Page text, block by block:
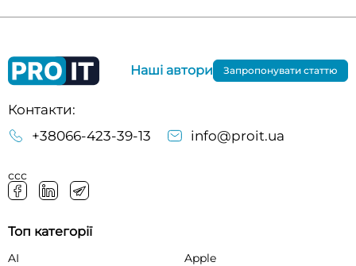
Контакти:
+38066-423-39-13
info@proit.ua
ссс
Наші автори Запропонувати статтю
Топ категорії
AI
Apple